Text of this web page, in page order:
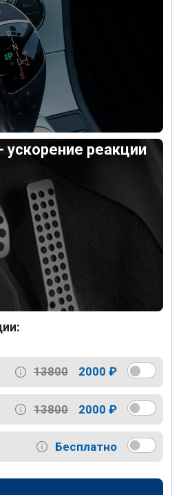
реакции
13800 2000 ₽
13800 2000 ₽
Бесплатно